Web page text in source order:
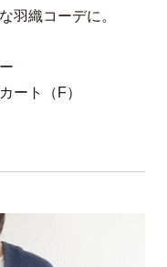
羽織コーデに。
ート（F）